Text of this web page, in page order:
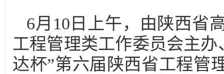
6月10日上午，由陕西省
工程管理类工作委员会主办
达杯”第六届陕西省工程管